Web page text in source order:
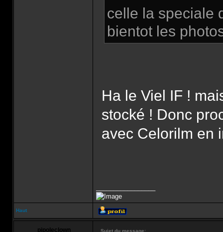
celle la speciale
bientot les
Ha le Viel IF !
stocké ! Donc
avec Celorilm en
Haut
pipoleclown Sujet du message: